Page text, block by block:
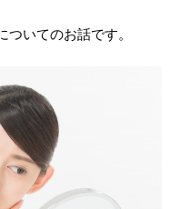
知識
ケア知識
ついてのお話です。